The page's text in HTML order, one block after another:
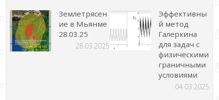
Землетрясен
ие в Мьянме
28.03.25
28.03.2025
Эффективны
й метод
Галеркина
для задач с
физическими
граничными
условиями
04.03.2025